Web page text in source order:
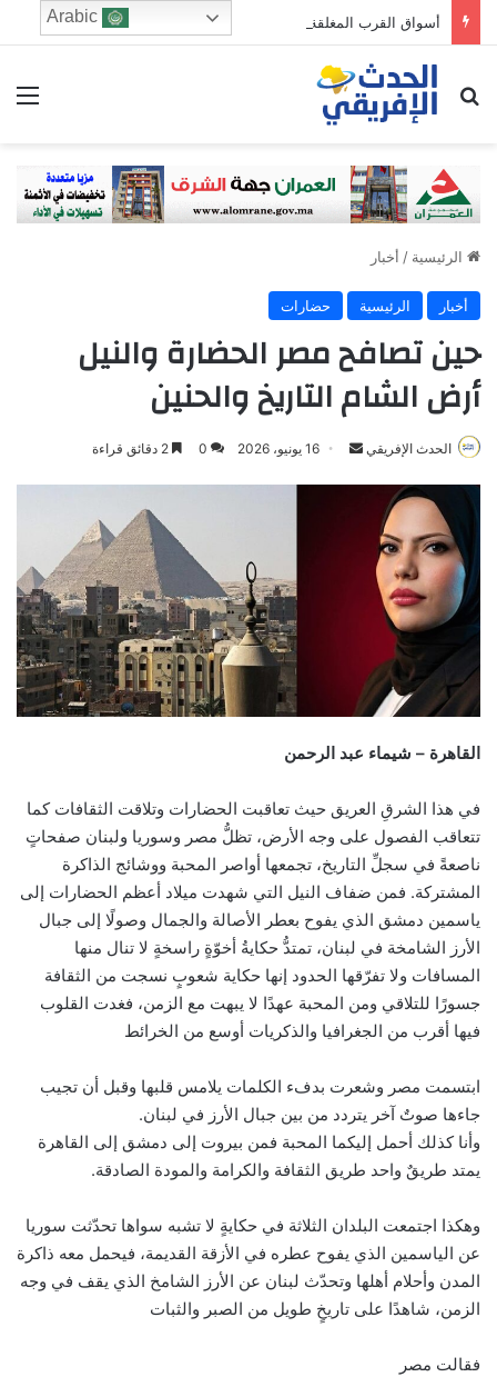
أسواق القرب المغلقة تستنفر وزارة الداخلية.. أبحاث موسعة حول مشاريع بملايير الدراهم
ابحث عن
الرئيسية / أخبار
أخبار الرئيسية حضارات
حين تصافح مصر الحضارة والنيل
أرض الشام التاريخ والحنين
الحدث الإفريقي
Send16 يونيو، 2026 0
القاهرة – شيماء عبد الرحمن
في هذا الشرقِ العريق حيث تعاقبت الحضارات وتلاقت الثقافات كما
تتعاقب الفصول على وجه الأرض، تظلُّ مصر وسوريا ولبنان صفحاتٍ
ناصعةً في سجلِّ التاريخ، تجمعها أواصر المحبة ووشائج الذاكرة
المشتركة. فمن ضفاف النيل التي شهدت ميلاد أعظم الحضارات إلى
ياسمين دمشق الذي يفوح بعطر الأصالة والجمال وصولًا إلى جبال
الأرز الشامخة في لبنان، تمتدُّ حكايةُ أخوّةٍ راسخةٍ لا تنال منها
المسافات ولا تفرّقها الحدود إنها حكاية شعوبٍ نسجت من الثقافة
جسورًا للتلاقي ومن المحبة عهدًا لا يبهت مع الزمن، فغدت القلوب
فيها أقرب من الجغرافيا والذكريات أوسع من الخرائط
ابتسمت مصر وشعرت بدفء الكلمات يلامس قلبها وقبل أن تجيب
جاءها صوتٌ آخر يتردد من بين جبال الأرز في لبنان.
وأنا كذلك أحمل إليكما المحبة فمن بيروت إلى دمشق إلى القاهرة
يمتد طريقٌ واحد طريق الثقافة والكرامة والمودة الصادقة.
وهكذا اجتمعت البلدان الثلاثة في حكايةٍ لا تشبه سواها تحدّثت سوريا
عن الياسمين الذي يفوح عطره في الأزقة القديمة، فيحمل معه ذاكرة
المدن وأحلام أهلها وتحدّث لبنان عن الأرز الشامخ الذي يقف في وجه
الزمن، شاهدًا على تاريخٍ طويل من الصبر والثبات
فقالت مصر
Arabic